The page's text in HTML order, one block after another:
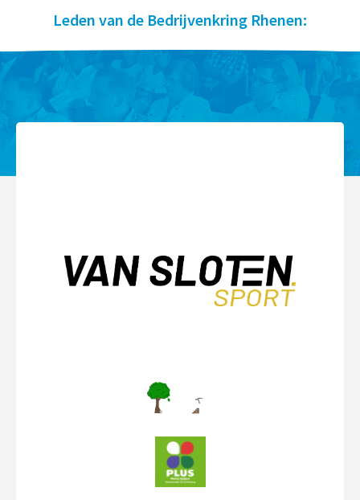
Leden van de Bedrijvenkring Rhenen: